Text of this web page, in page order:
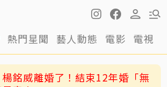
熱門星聞 藝人動態 電影 電視
銘威離婚了！結束12年婚「無
家人」